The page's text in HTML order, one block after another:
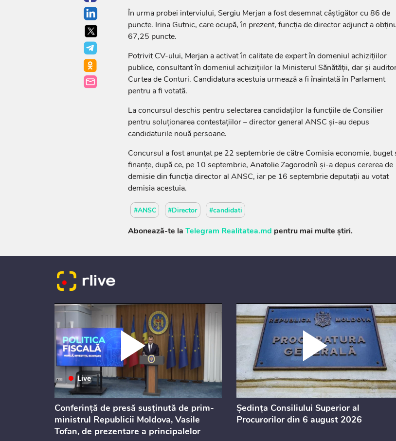
În urma probei interviului, Sergiu Merjan a fost desemnat câștigător cu 86 de
puncte. Irina Gutnic, care ocupă, în prezent, funcția de director adjunct a
67,25 puncte.
Potrivit CV-ului, Merjan a activat în calitate de expert în domeniul achizițiilor
publice, consultant în domeniul achizițiilor la Ministerul Sănătății, dar și
Curtea de Conturi. Candidatura acestuia urmează a fi înaintată în Parlament
pentru a fi votată.
La concursul deschis pentru selectarea candidaților la funcțiile de Consilier
pentru soluționarea contestațiilor – director general ANSC și-au depus
candidaturile nouă persoane.
Concursul a fost anunțat pe 22 septembrie de către Comisia economie, buget
finanțe, după ce, pe 10 septembrie, Anatolie Zagorodnîi și-a depus cererea de
demisie din funcția director al ANSC, iar pe 16 septembrie deputații au votat
demisia acestuia.
#ANSC #Director #candidati
Abonează-te la Telegram Realitatea.md pentru mai multe știri.
Conferință de presă susținută de prim-
ministrul Republicii Moldova, Vasile
Tofan, de prezentare a principalelor
Ședința Consiliului Superior al
Procurorilor din 6 august 2026